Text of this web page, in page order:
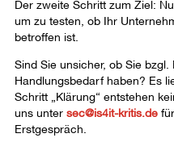
Der zweite Schritt zum Ziel:
um zu testen, ob Ihr
betroffen ist.
Sind Sie unsicher, ob Sie bzgl.
Handlungsbedarf haben? Es
Schritt „Klärung“ entstehen
uns unter sec@is4it-kritis.defür
Erstgespräch.